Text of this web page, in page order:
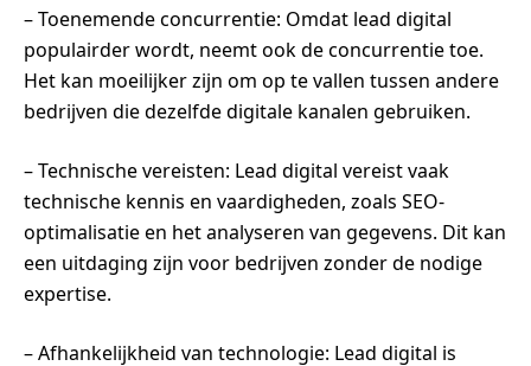
– Toenemende concurrentie: Omdat lead digital
populairder wordt, neemt ook de concurrentie toe.
Het kan moeilijker zijn om op te vallen tussen andere
bedrijven die dezelfde digitale kanalen gebruiken.
– Technische vereisten: Lead digital vereist vaak
technische kennis en vaardigheden, zoals SEO-
optimalisatie en het analyseren van gegevens. Dit kan
een uitdaging zijn voor bedrijven zonder de nodige
expertise.
– Afhankelijkheid van technologie: Lead digital is